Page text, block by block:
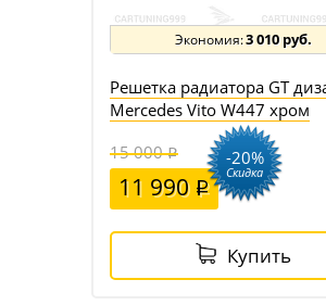
3 010 руб.
Решетка радиатора GT
Mercedes Vito W447 хром
15 000
11 990
-20%
Скидка
Купить